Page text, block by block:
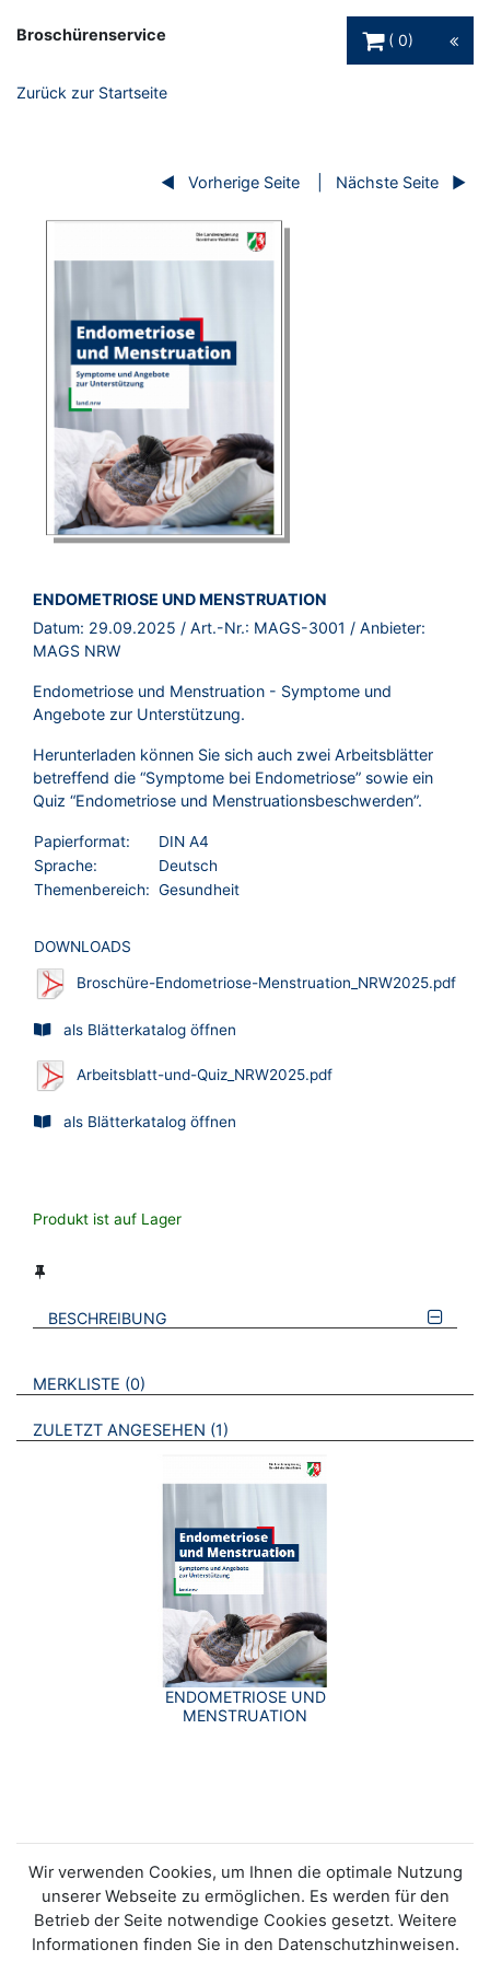
Broschürenservice
0
Zurück zur Startseite
Vorherige Seite Nächste Seite
BROSCHÜRE:
ENDOMETRIOSE UND MENSTRUATION
Datum: 29.09.2025 / Art.-Nr.: MAGS-3001 / Anbieter:
MAGS NRW
Endometriose und Menstruation - Symptome und
Angebote zur Unterstützung.
Herunterladen können Sie sich auch zwei Arbeitsblätter
betreffend die “Symptome bei Endometriose” sowie ein
Quiz “Endometriose und Menstruationsbeschwerden”.
Papierformat:
DIN A4
Sprache:
Deutsch
Themenbereich: Gesundheit
DOWNLOADS
Broschüre-Endometriose-Menstruation_NRW2025.pdf
als Blätterkatalog öffnen
Arbeitsblatt-und-Quiz_NRW2025.pdf
als Blätterkatalog öffnen
Produkt ist auf Lager
BESCHREIBUNG
VERWEISE AUF VERMERKTE- ODER ZULETZT ANGESEHENE
MERKLISTE 0 BROSCHÜREN
ZULETZT ANGESEHEN 1 BROSCHÜREN
ENDOMETRIOSE UND
MENSTRUATION
Wir verwenden Cookies, um Ihnen die optimale Nutzung
unserer Webseite zu ermöglichen. Es werden für den
Betrieb der Seite notwendige Cookies gesetzt. Weitere
Informationen finden Sie in den Datenschutzhinweisen.